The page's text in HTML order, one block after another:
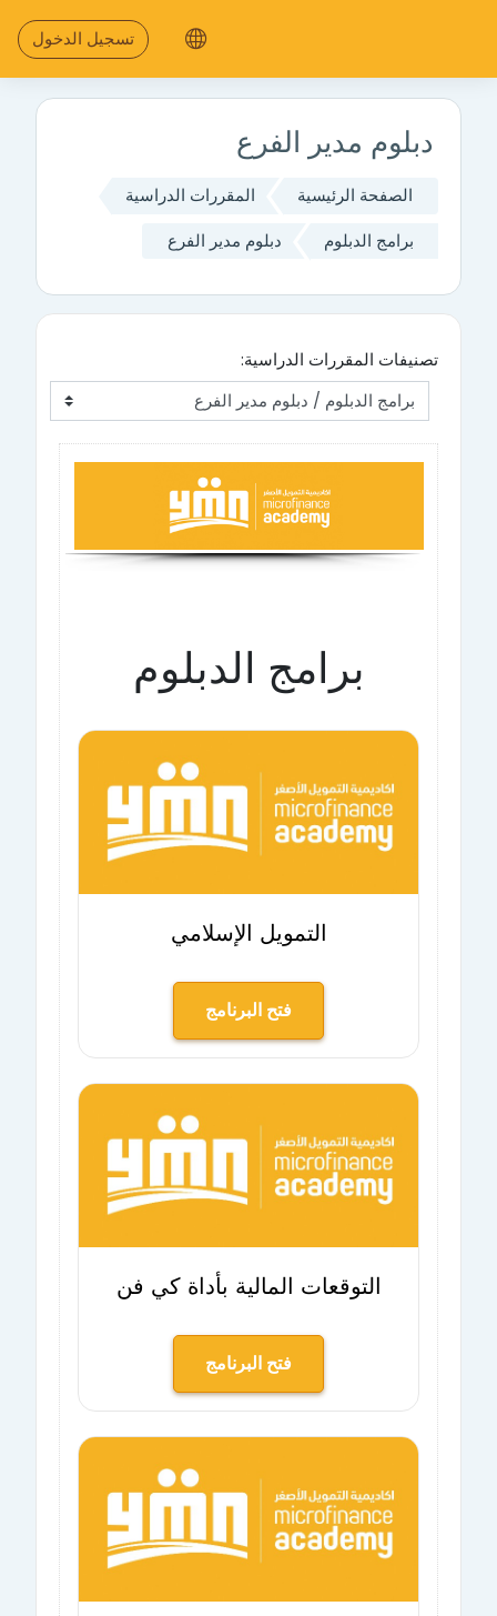
تسجيل الدخول
دبلوم مدير الفرع
الصفحة الرئيسية المقررات الدراسية
برامج الدبلوم دبلوم مدير الفرع
تصنيفات المقررات الدراسية:
برامج الدبلوم
التمويل الإسلامي
فتح البرنامج
التوقعات المالية بأداة كي فن
فتح البرنامج